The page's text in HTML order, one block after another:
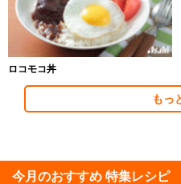
ロコモコ丼
もっ
今月のおすすめ 特集レシピ